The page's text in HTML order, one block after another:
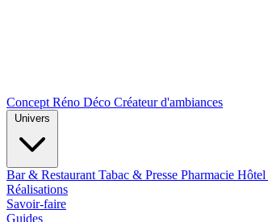
Concept Réno Déco Créateur d'ambiances
Bar & Restaurant Tabac & Presse Pharmacie Hôtel
Réalisations
Savoir-faire
Guides